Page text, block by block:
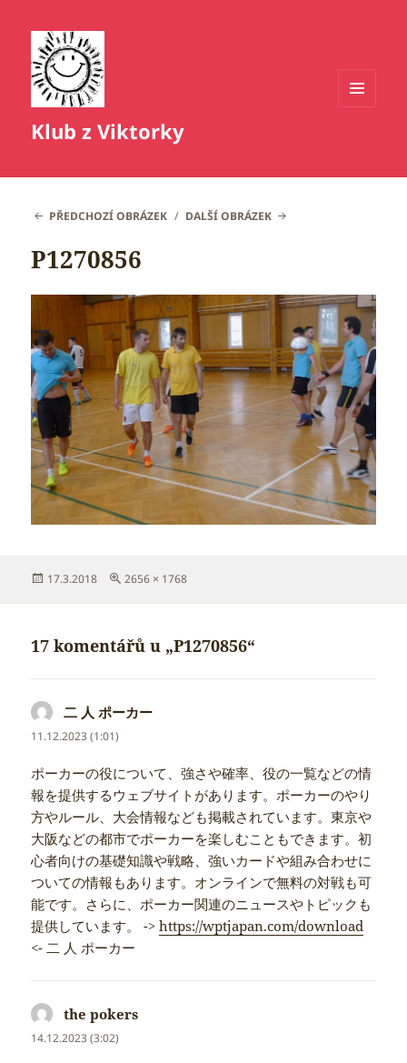
Klub z Viktorky
PŘEDCHOZÍ OBRÁZEK DALŠÍ OBRÁZEK
P1270856
Publikováno:
17.3.2018
Původní
2656 × 1768
17 komentářů u „P1270856“
二 人 ポーカー
11.12.2023 (1:01)
ポーカーの役について、強さや確率、役の一覧などの情
報を提供するウェブサイトがあります。ポーカーのやり
方やルール、大会情報なども掲載されています。東京や
大阪などの都市でポーカーを楽しむこともできます。初
心者向けの基礎知識や戦略、強いカードや組み合わせに
ついての情報もあります。オンラインで無料の対戦も可
能です。さらに、ポーカー関連のニュースやトピックも
提供しています。 ->https://wptjapan.com/download
<- 二 人 ポーカー
the pokers
14.12.2023 (3:02)